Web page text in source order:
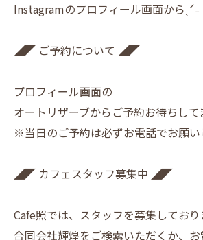
Instagramのプロフィール画面からˎˊ˗
◢◤ ご予約について ◢◤
プロフィール画面の
オートリザーブからご予約お待ちして
※当日のご予約は必ずお電話でお願い
◢◤ カフェスタッフ募集中 ◢◤
Cafe照では、スタッフを募集しており
合同会社輝煌をご検索いただくか、